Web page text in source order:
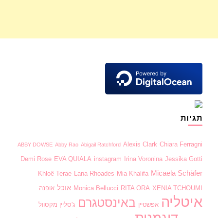
תגיות
ABBY DOWSE Abby Rao Abigail Ratchford Alexis Clark Chiara Ferragni
Demi Rose EVA QUIALA instagram Irina Voronina Jessika Gotti
Khloë Terae Lana Rhoades Mia Khalifa Micaela Schäfer
Monica Bellucci RITA ORA XENIA TCHOUMI אוכל אופנה
איטליה אפשטיין באינסטגרם ג'סליין מקסוול